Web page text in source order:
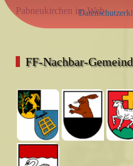
Pabneukirchen im Web
FF-Nachbar-